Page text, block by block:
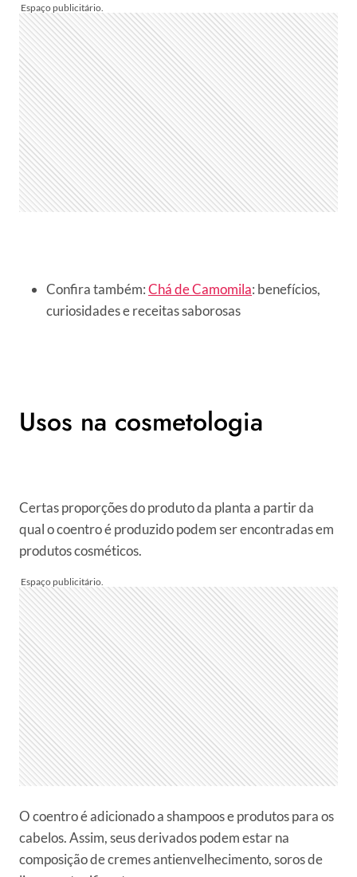
Confira também:Chá de Camomila: benefícios,
curiosidades e receitas saborosas
Usos na cosmetologia
Certas proporções do produto da planta a partir da
qual o coentro é produzido podem ser encontradas em
produtos cosméticos.
O coentro é adicionado a shampoos e produtos para os
cabelos. Assim, seus derivados podem estar na
composição de cremes antienvelhecimento, soros de